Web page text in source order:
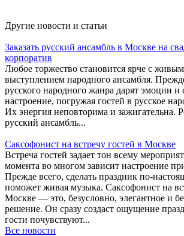
Другие новости и статьи
Заказать русский ансамбль в Москве на
корпоратив
Любое торжество становится ярче с
выступлением народного ансамбля.
русского народного жанра дарят эмоции и
настроение, погружая гостей в русское
Их энергия неповторима и зажигательна.
русский ансамбль...
Саксофонист на встречу гостей в Москве
Встреча гостей задает тон всему
момента во многом зависит настроение
Прежде всего, сделать праздник по-
поможет живая музыка. Саксофонист на
Москве — это, безусловно, элегантное и
решение. Он сразу создаст ощущение
гости почувствуют...
Все новости